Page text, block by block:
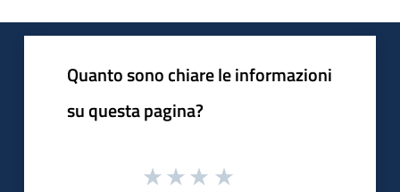
Quanto sono chiare le informazioni
su questa pagina?